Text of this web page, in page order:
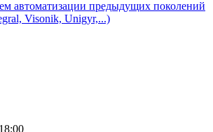
автоматизации предыдущих поколений
Visonik, Unigyr,...)